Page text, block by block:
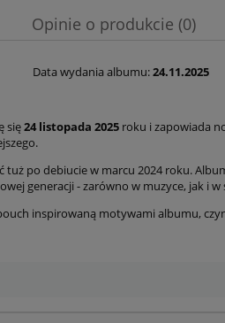
Opinie o produkcie (0)
Data wydania albumu:24.11.2025
się24 listopada 2025 roku i zapowiada
po debiucie w marcu 2024 roku.
generacji - zarówno w muzyce, jak i
inspirowaną motywami albumu,